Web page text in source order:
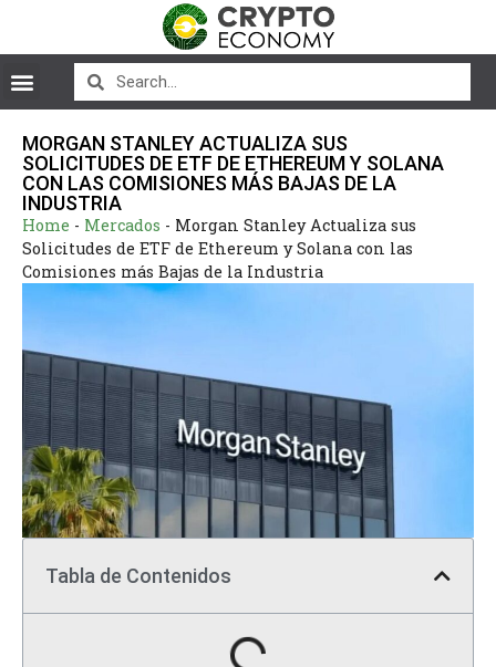
MORGAN STANLEY ACTUALIZA SUS
SOLICITUDES DE ETF DE ETHEREUM Y SOLANA
CON LAS COMISIONES MÁS BAJAS DE LA
INDUSTRIA
Home - Mercados - Morgan Stanley Actualiza sus
Solicitudes de ETF de Ethereum y Solana con las
Comisiones más Bajas de la Industria
Tabla de Contenidos